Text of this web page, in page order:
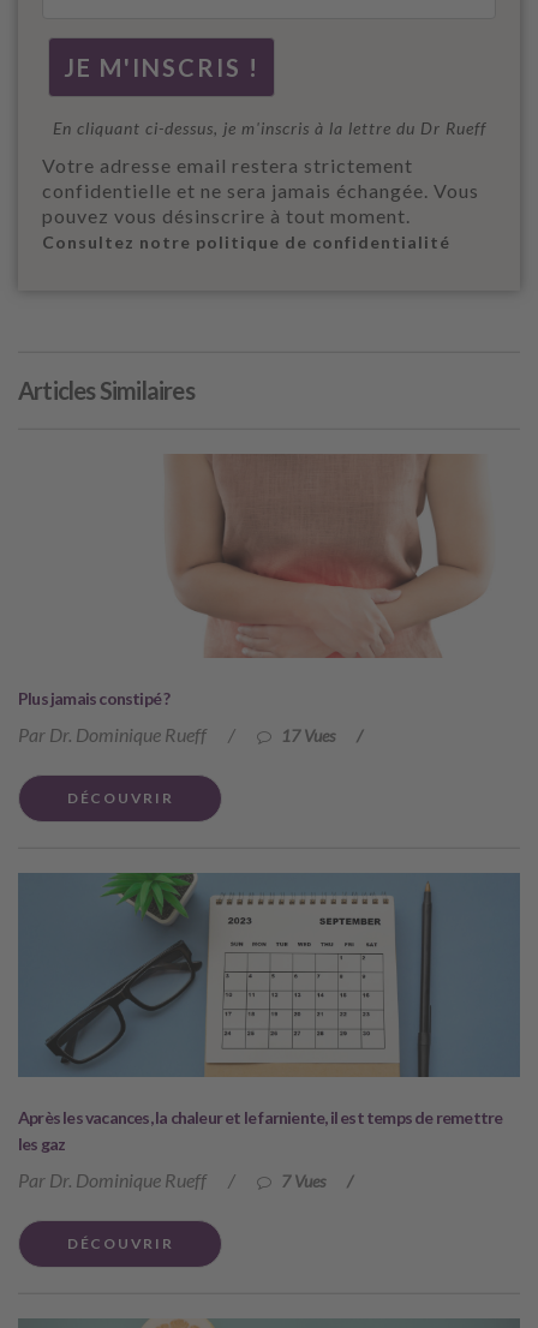
En cliquant ci-dessus, je m'inscris à la lettre du Dr Rueff
Votre adresse email restera strictement
confidentielle et ne sera jamais échangée. Vous
pouvez vous désinscrire à tout moment.
Consultez notre politique de confidentialité
Articles Similaires
Plus jamais constipé ?
Par Dr. Dominique Rueff / 17 Vues /
DÉCOUVRIR
Après les vacances, la chaleur et le farniente, il est temps de remettre
les gaz
Par Dr. Dominique Rueff / 7 Vues /
DÉCOUVRIR